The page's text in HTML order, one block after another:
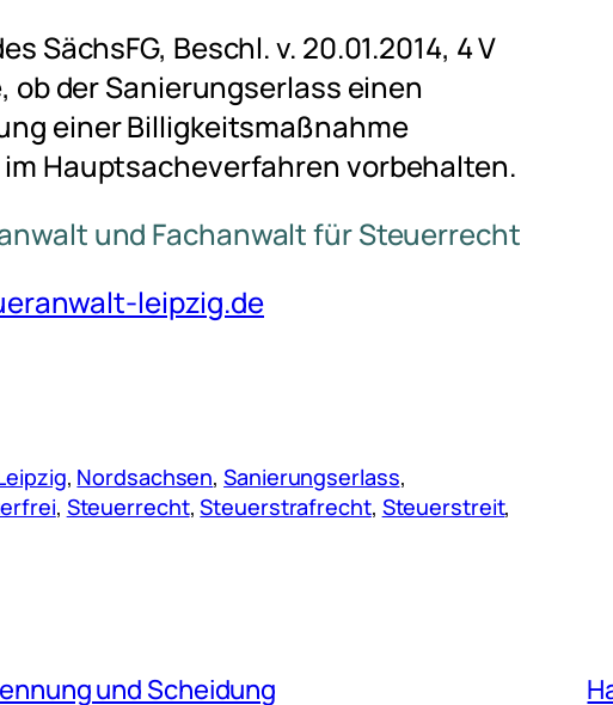
SächsFG, Beschl. v. 20.01.2014, 4 V
ob der Sanierungserlass einen
einer Billigkeitsmaßnahme
Hauptsacheverfahren vorbehalten.
und Fachanwalt für Steuerrecht
leipzig.de
, Nordsachsen, Sanierungserlass
, Steuerrecht, Steuerstrafrecht, Steuerstreit
und Scheidung